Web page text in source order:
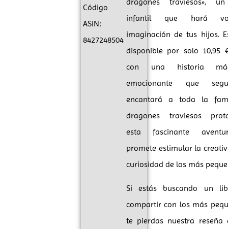
Código
ASIN:
8427248504
dragones traviesos»,
infantil que hará
imaginación de tus hijos.
disponible por solo 10,95
con una historia
emocionante que
encantará a toda la
dragones traviesos
esta fascinante
promete estimular la
curiosidad de los más
Si estás buscando un
compartir con los más
te pierdas nuestra reseña